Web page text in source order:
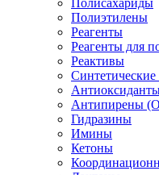
Полисахариды
Полиэтилены
Реагенты
Реагенты для
Реактивы
Антипирены
Гидразины
Имины
Кетоны